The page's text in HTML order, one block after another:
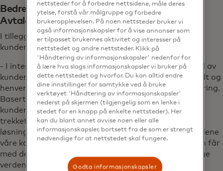
Bedre kundeopplevelser med kombinasjonen
AvtaleGiro og eFaktura
I tillegg til efaktura betaler en betydelig andel av Ifs
kunder forsikringene sine med AvtaleGiro.
- I interne samtaleanalyser så vi at et betydelig antall av
kundene våre ikke forsto hva AvtaleGiro-trekket gjaldt og
henvendte seg til våre kundesentre for å få en forklaring.
Basert på denne kundeinnsikten ønsket vi å kunne gi
kundene våre en bedre forklaring på hva AvtaleGiro-
trekket gjaldt slik at de slapp å ringe oss. Den beste
løsningen vi kunne finne for å løse dette var å la kundene
våre kombinere sin AvtaleGiro med eFaktura. Kunden får
med det en betalingsløsning med "det beste fra begge
verdener". Det automatiske trekket med Avtalegiro, i
nettsteder for å forbedre nettsidene, måle deres
ytelse, forstå vår målgruppe og forbedre
brukeropplevelsen. På noen nettsteder bruker vi
også informasjonskapsler for å vise annonser som
er tilpasset brukernes aktivitet og interesser på
nettstedet og andre nettsteder. Klikk på
'Håndtering av informasjonskapsler' nedenfor for
å lære hva slags informasjonskapsler vi bruker på
dette nettstedet og hvorfor. Du kan alltid endre
dine innstillinger for samtykke ved å bruke
verktøyet 'Håndtering av informasjonskapsler'
nederst på skjermen (tilgjengelig som en lenke i
stedet for en knapp på enkelte nettsteder). Her
kan du blant annet avvise noen eller alle
informasjonskapsler, bortsett fra de som er strengt
nødvendige for at nettstedet skal fungere.
Godta informasjonskapsler